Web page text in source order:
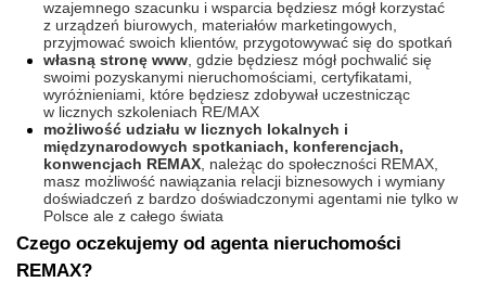
wzajemnego szacunku i wsparcia będziesz mógł korzystać
z urządzeń biurowych, materiałów marketingowych,
przyjmować swoich klientów, przygotowywać się do spotkań
własną stronę www , gdzie będziesz mógł pochwalić się
swoimi pozyskanymi nieruchomościami, certyfikatami,
wyróżnieniami, które będziesz zdobywał uczestnicząc
w licznych szkoleniach RE/MAX
możliwość udziału w licznych lokalnych i
międzynarodowych spotkaniach, konferencjach,
konwencjach REMAX , należąc do społeczności REMAX,
masz możliwość nawiązania relacji biznesowych i wymiany
doświadczeń z bardzo doświadczonymi agentami nie tylko w
Polsce ale z całego świata
Czego oczekujemy od agenta nieruchomości
REMAX?